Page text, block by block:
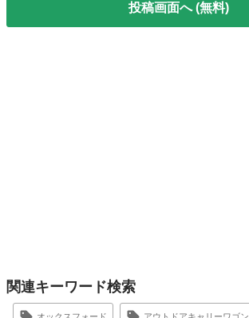
投稿画面へ (無料)
関連キーワード検索